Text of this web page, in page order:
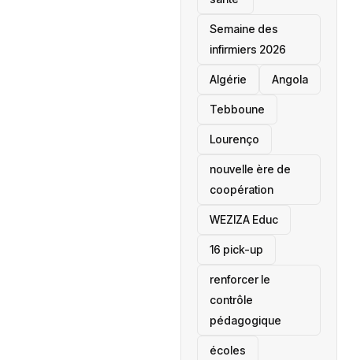
Semaine des
infirmiers 2026
‎Algérie Angola
Tebboune
Lourenço
nouvelle ère de
coopération
‎WEZIZA Educ
16 pick-up
renforcer le
contrôle
pédagogique
écoles